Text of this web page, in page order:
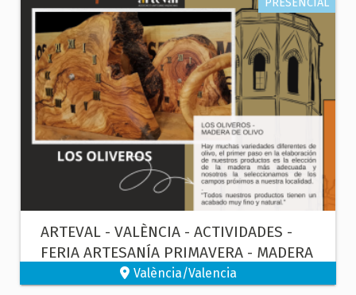
ARTEVAL - VALÈNCIA - ACTIVIDADES -
FERIA ARTESANÍA PRIMAVERA - MADERA
València/Valencia
PRESENCIAL